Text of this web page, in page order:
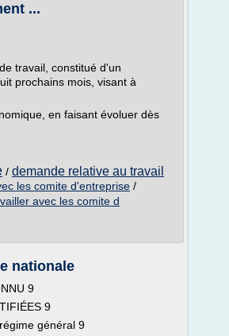
...
travail, constitué d'un
prochains mois, visant à
en faisant évoluer dès
/ demande relative au travail
les comite d'entreprise /
avec les comite d
nationale
9
9
général 9